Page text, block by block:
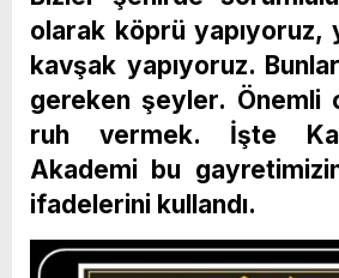
olarak köprü yapıyoruz,
kavşak yapıyoruz.
gereken şeyler. Önemli
ruh vermek. İşte
Akademi bu
ifadelerini kullandı.